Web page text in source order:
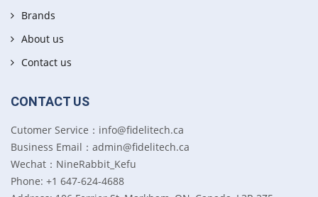
Brands
About us
Contact us
CONTACT US
Cutomer Service：info@fidelitech.ca
Business Email：admin@fidelitech.ca
Wechat：NineRabbit_Kefu
Phone: +1 647-624-4688